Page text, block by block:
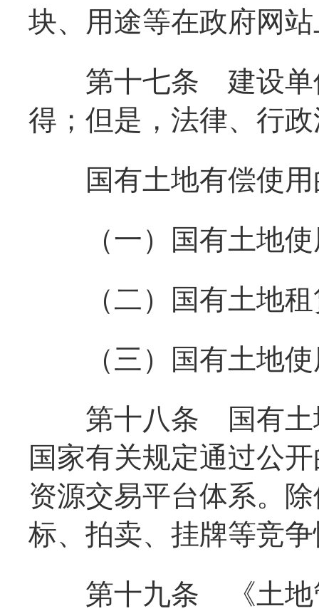
块、用途等在政府网
第十七条 建设单
得；但是，法律、行
国有土地有偿使用
（一）国有土地使
（二）国有土地租
（三）国有土地使
第十八条 国有土
国家有关规定通过公
资源交易平台体系。
标、拍卖、挂牌等竞
第十九条 《土地